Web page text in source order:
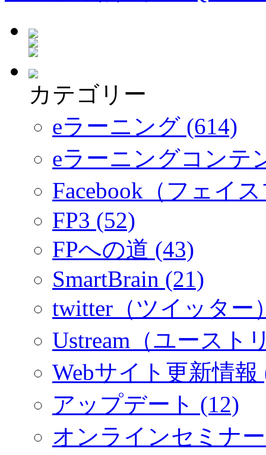
カテゴリー
eラーニング (614)
eラーニングコンテ
Facebook（フェイ
FP3 (52)
FPへの道 (43)
SmartBrain (21)
twitter（ツイッター
Ustream（ユースト
Webサイト更新情報
アップデート (12)
オンラインセミナ